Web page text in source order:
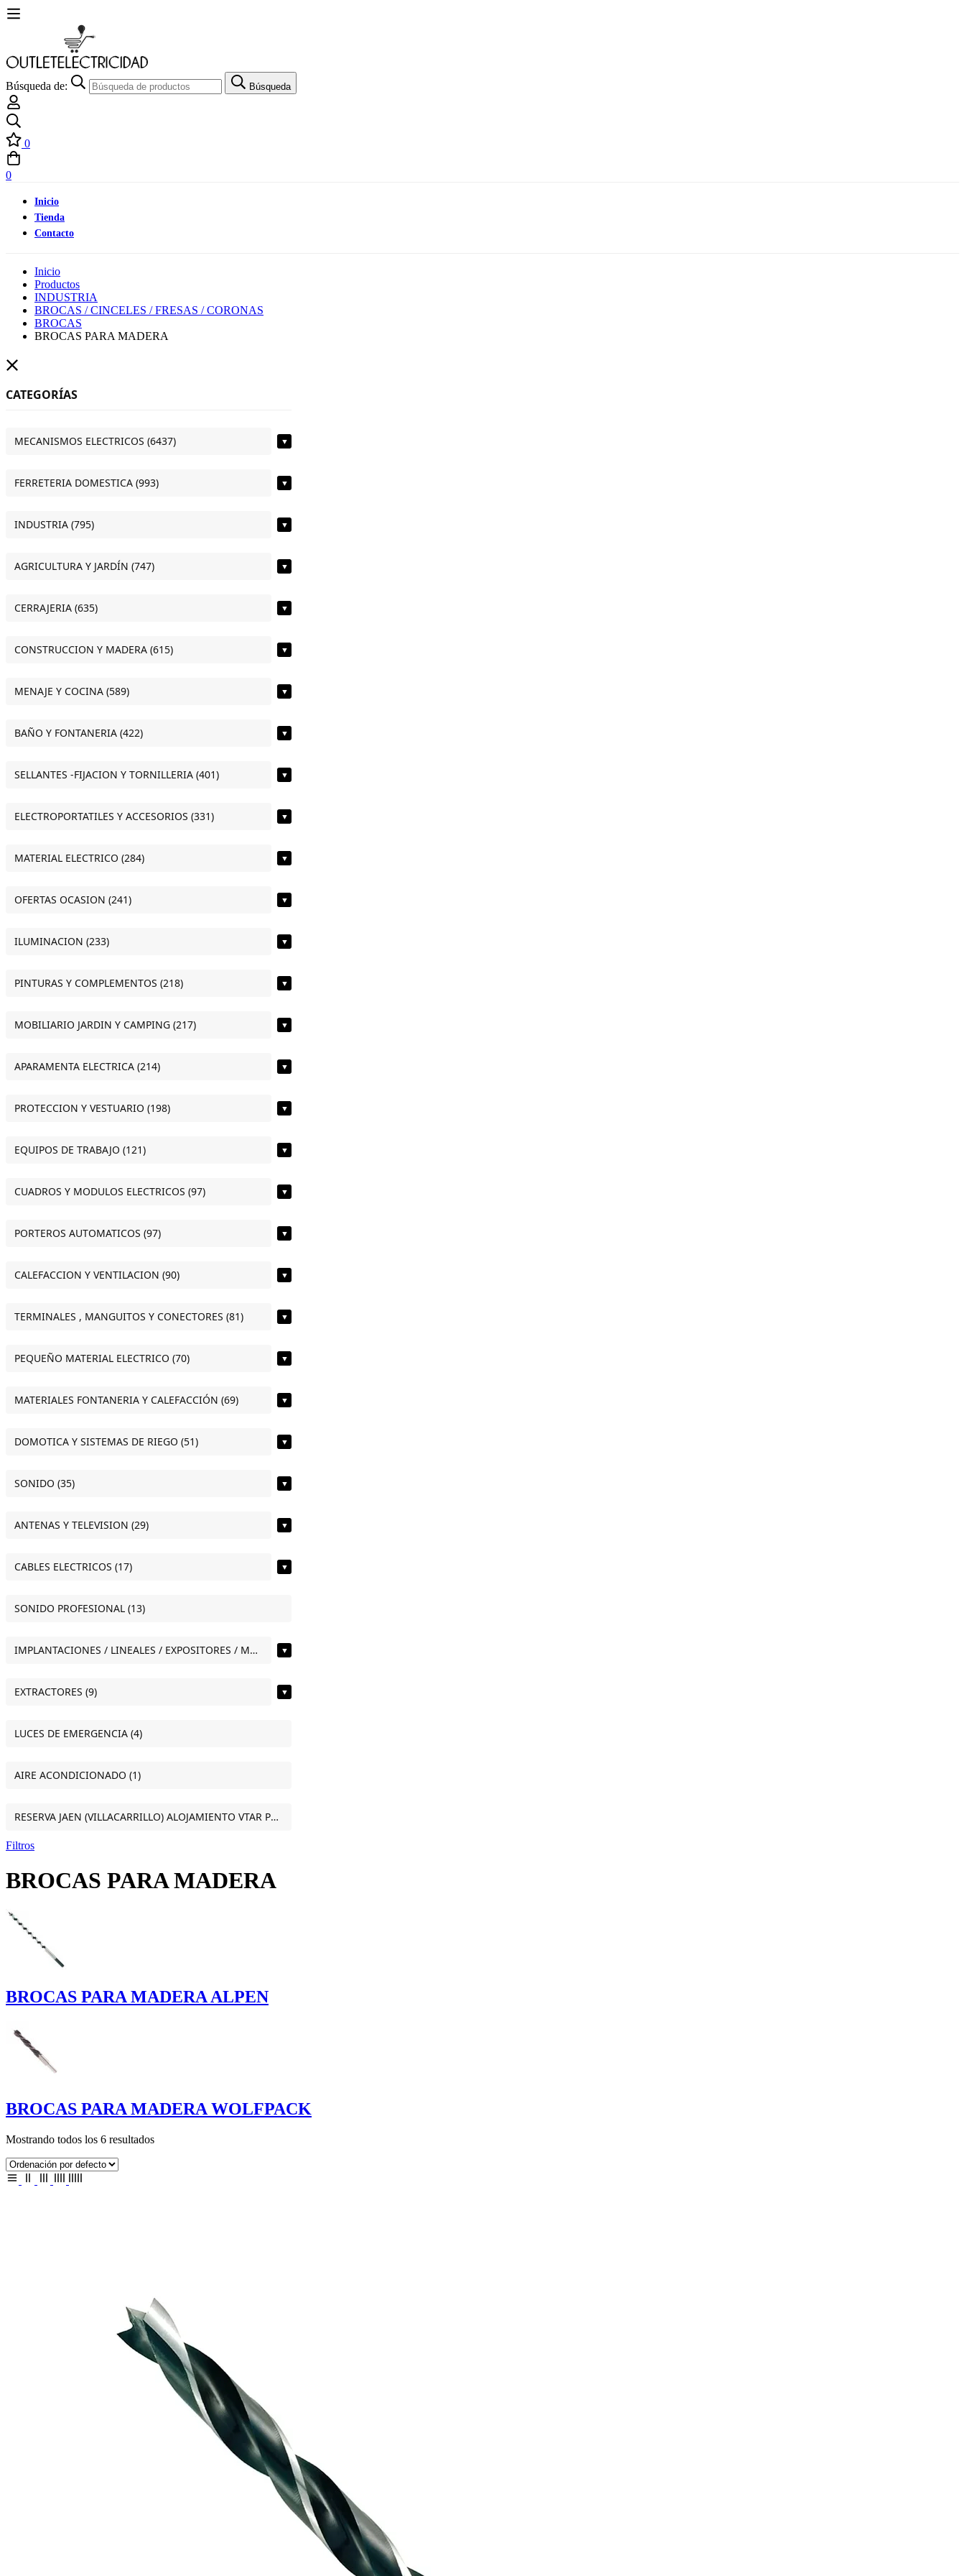
Búsqueda de: Búsqueda
0
0
Inicio
Tienda
Contacto
Inicio
Productos
INDUSTRIA
BROCAS / CINCELES / FRESAS / CORONAS
BROCAS
BROCAS PARA MADERA
CATEGORÍAS
MECANISMOS ELECTRICOS (6437) ▼
FERRETERIA DOMESTICA (993) ▼
INDUSTRIA (795) ▼
AGRICULTURA Y JARDÍN (747) ▼
CERRAJERIA (635) ▼
CONSTRUCCION Y MADERA (615) ▼
MENAJE Y COCINA (589) ▼
BAÑO Y FONTANERIA (422) ▼
SELLANTES -FIJACION Y TORNILLERIA (401) ▼
ELECTROPORTATILES Y ACCESORIOS (331) ▼
MATERIAL ELECTRICO (284) ▼
OFERTAS OCASION (241) ▼
ILUMINACION (233) ▼
PINTURAS Y COMPLEMENTOS (218) ▼
MOBILIARIO JARDIN Y CAMPING (217) ▼
APARAMENTA ELECTRICA (214) ▼
PROTECCION Y VESTUARIO (198) ▼
EQUIPOS DE TRABAJO (121) ▼
CUADROS Y MODULOS ELECTRICOS (97) ▼
PORTEROS AUTOMATICOS (97) ▼
CALEFACCION Y VENTILACION (90) ▼
TERMINALES , MANGUITOS Y CONECTORES (81) ▼
PEQUEÑO MATERIAL ELECTRICO (70) ▼
MATERIALES FONTANERIA Y CALEFACCIÓN (69) ▼
DOMOTICA Y SISTEMAS DE RIEGO (51) ▼
SONIDO (35) ▼
ANTENAS Y TELEVISION (29) ▼
CABLES ELECTRICOS (17) ▼
SONIDO PROFESIONAL (13)
IMPLANTACIONES / LINEALES / EXPOSITORES / MOSTRADORES (11) ▼
EXTRACTORES (9) ▼
LUCES DE EMERGENCIA (4)
AIRE ACONDICIONADO (1)
RESERVA JAEN (VILLACARRILLO) ALOJAMIENTO VTAR PUERTA DEL SOL ESTUDIO VILLACARRILLO (JAEN) (1)
Filtros
BROCAS PARA MADERA
BROCAS PARA MADERA ALPEN
BROCAS PARA MADERA WOLFPACK
Mostrando todos los 6 resultados